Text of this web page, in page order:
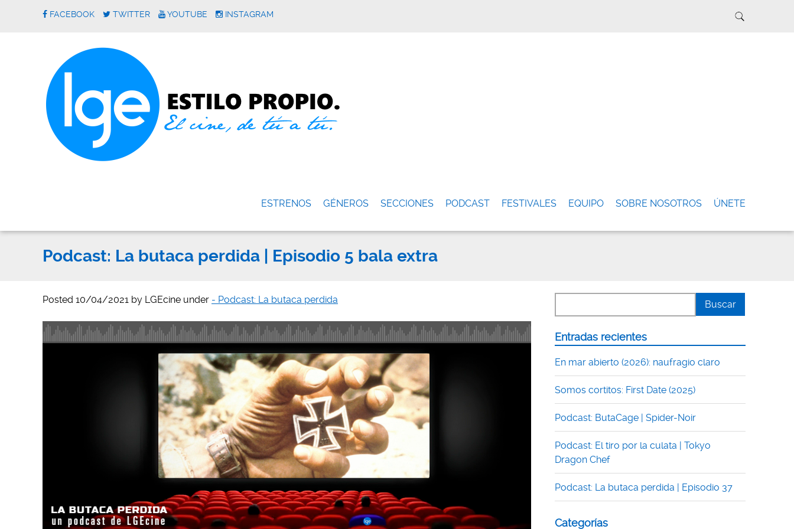
FACEBOOK TWITTER YOUTUBE INSTAGRAM
ESTRENOS GÉNEROS SECCIONES PODCAST FESTIVALES EQUIPO SOBRE NOSOTROS ÚNETE
Podcast: La butaca perdida | Episodio 5 bala extra
Posted 10/04/2021 by LGEcine under - Podcast: La butaca perdida
Entradas recientes
En mar abierto (2026): naufragio claro
Somos cortitos: First Date (2025)
Podcast: ButaCage | Spider-Noir
Podcast: El tiro por la culata | Tokyo
Dragon Chef
Podcast: La butaca perdida | Episodio 37
Categorías